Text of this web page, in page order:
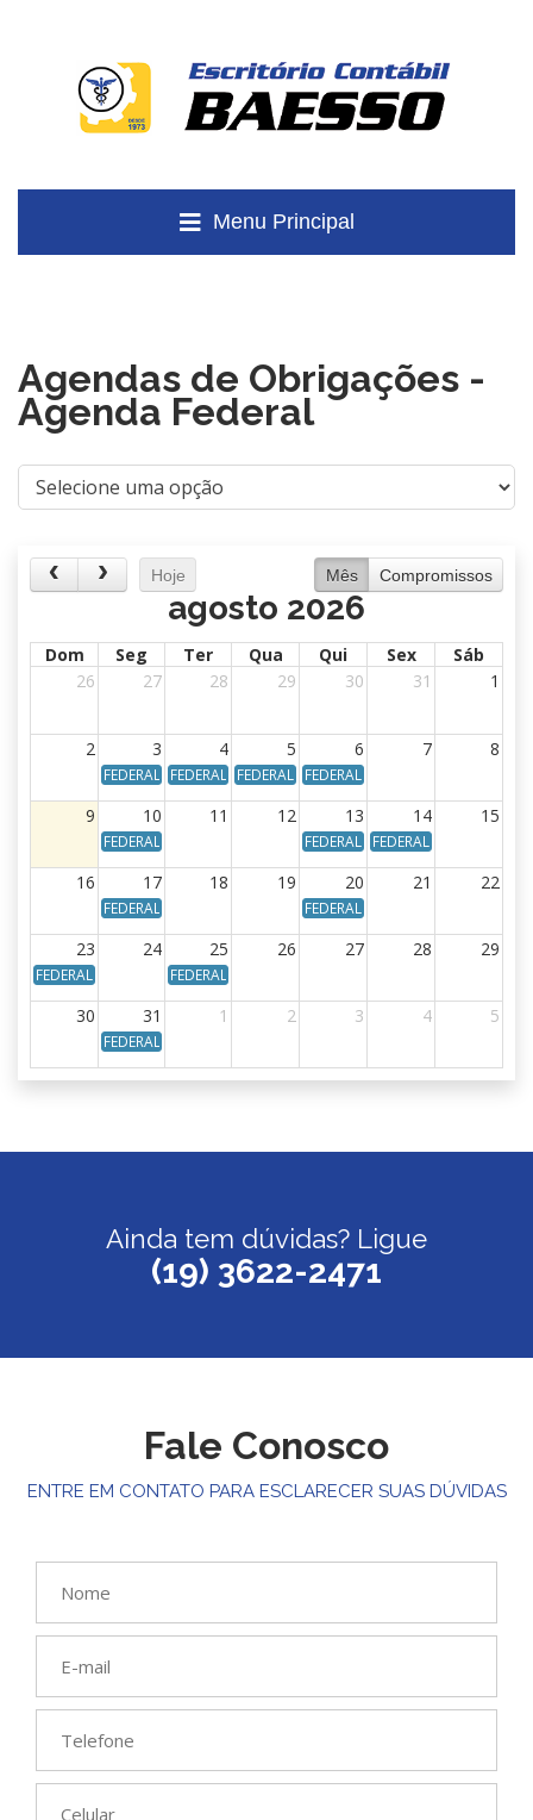
Menu Principal
Agendas de Obrigações -
Agenda Federal
Hoje Mês Compromissos
agosto 2026
Dom Seg Ter Qua Qui Sex
Sáb
26
27 28 29 30 31 1
2 3 4 5 6 7 8
FEDERAL - Calendário Federal - Data de vencimento: Dia 03/
FEDERAL - Calendário Federal - Data de vencimento:
FEDERAL - Calendário Federal - Data de
FEDERAL - Calendário Federal -
9 10 11 12 13 14 15
FEDERAL - Calendário Federal - Data de vencimento: Dia 10/
FEDERAL - Calendário Federal -
FEDERAL - Calendário
16 17 18 19 20 21 22
FEDERAL - Calendário Federal - Data de vencimento: Dia 17/
FEDERAL - Calendário Federal -
23 24 25 26 27 28 29
FEDERAL - Calendário Federal - Data de vencimento: Dia 23/08/2026 -
FEDERAL - Calendário Federal - Data de vencimento:
30 31 1 2 3 4 5
FEDERAL - Calendário Federal - Data de vencimento: Dia 31/
Ainda tem dúvidas? Ligue
(19) 3622-2471
Fale Conosco
ENTRE EM CONTATO PARA ESCLARECER SUAS DÚVIDAS